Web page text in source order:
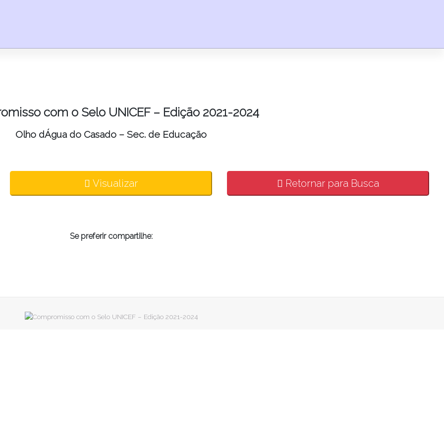
com o Selo UNICEF – Edição 2021-2024
Olho dÁgua do Casado – Sec. de Educação
Visualizar Retornar para Busca
Se preferir compartilhe: